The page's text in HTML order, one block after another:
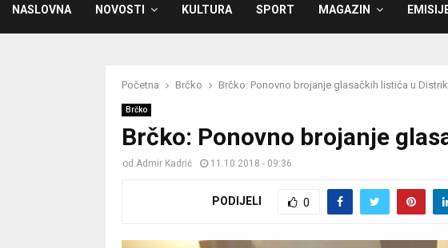
NASLOVNA NOVOSTI KULTURA SPORT MAGAZIN
Početna Brčko Brčko: Ponovno brojanje glasačkih listića u
Brčko
Brčko: Ponovno brojanje
od Admir Kadrić 11.10.2018 - 09:36
PODIJELI 0